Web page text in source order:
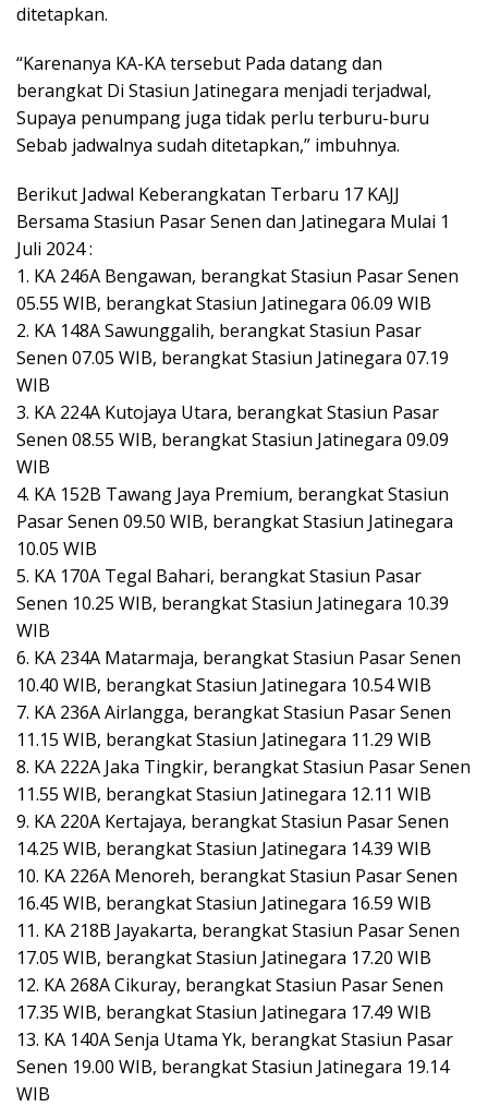
ditetapkan.
“Karenanya KA-KA tersebut Pada datang dan
berangkat Di Stasiun Jatinegara menjadi terjadwal,
Supaya penumpang juga tidak perlu terburu-buru
Sebab jadwalnya sudah ditetapkan,” imbuhnya.
Berikut Jadwal Keberangkatan Terbaru 17 KAJJ
Bersama Stasiun Pasar Senen dan Jatinegara Mulai 1
Juli 2024 :
1. KA 246A Bengawan, berangkat Stasiun Pasar Senen
05.55 WIB, berangkat Stasiun Jatinegara 06.09 WIB
2. KA 148A Sawunggalih, berangkat Stasiun Pasar
Senen 07.05 WIB, berangkat Stasiun Jatinegara 07.19
WIB
3. KA 224A Kutojaya Utara, berangkat Stasiun Pasar
Senen 08.55 WIB, berangkat Stasiun Jatinegara 09.09
WIB
4. KA 152B Tawang Jaya Premium, berangkat Stasiun
Pasar Senen 09.50 WIB, berangkat Stasiun Jatinegara
10.05 WIB
5. KA 170A Tegal Bahari, berangkat Stasiun Pasar
Senen 10.25 WIB, berangkat Stasiun Jatinegara 10.39
WIB
6. KA 234A Matarmaja, berangkat Stasiun Pasar Senen
10.40 WIB, berangkat Stasiun Jatinegara 10.54 WIB
7. KA 236A Airlangga, berangkat Stasiun Pasar Senen
11.15 WIB, berangkat Stasiun Jatinegara 11.29 WIB
8. KA 222A Jaka Tingkir, berangkat Stasiun Pasar Senen
11.55 WIB, berangkat Stasiun Jatinegara 12.11 WIB
9. KA 220A Kertajaya, berangkat Stasiun Pasar Senen
14.25 WIB, berangkat Stasiun Jatinegara 14.39 WIB
10. KA 226A Menoreh, berangkat Stasiun Pasar Senen
16.45 WIB, berangkat Stasiun Jatinegara 16.59 WIB
11. KA 218B Jayakarta, berangkat Stasiun Pasar Senen
17.05 WIB, berangkat Stasiun Jatinegara 17.20 WIB
12. KA 268A Cikuray, berangkat Stasiun Pasar Senen
17.35 WIB, berangkat Stasiun Jatinegara 17.49 WIB
13. KA 140A Senja Utama Yk, berangkat Stasiun Pasar
Senen 19.00 WIB, berangkat Stasiun Jatinegara 19.14
WIB